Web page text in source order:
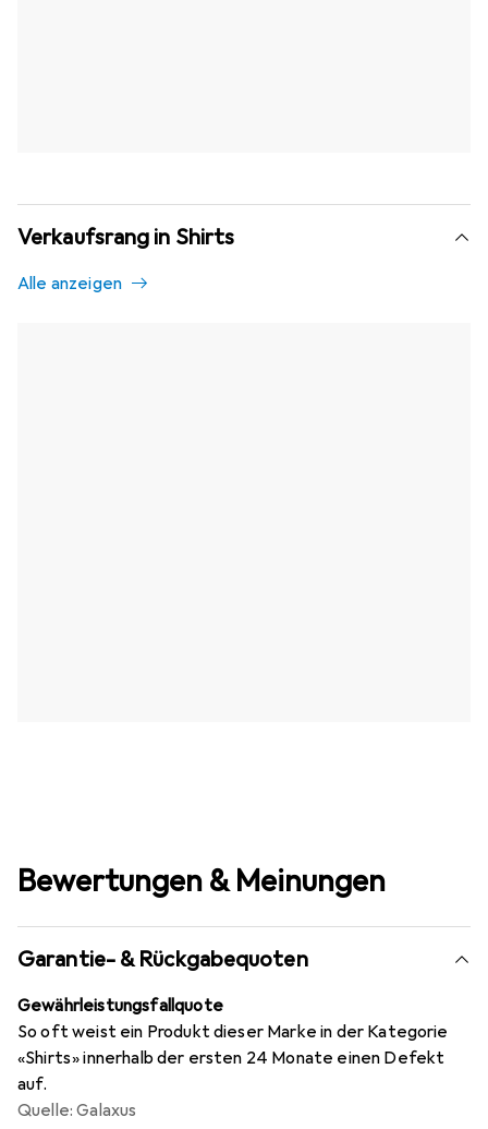
Verkaufsrang in Shirts
Alle anzeigen
Bewertungen & Meinungen
Garantie- & Rückgabequoten
Gewährleistungsfallquote
So oft weist ein Produkt dieser Marke in der Kategorie
«Shirts» innerhalb der ersten 24 Monate einen Defekt
auf.
Quelle: Galaxus